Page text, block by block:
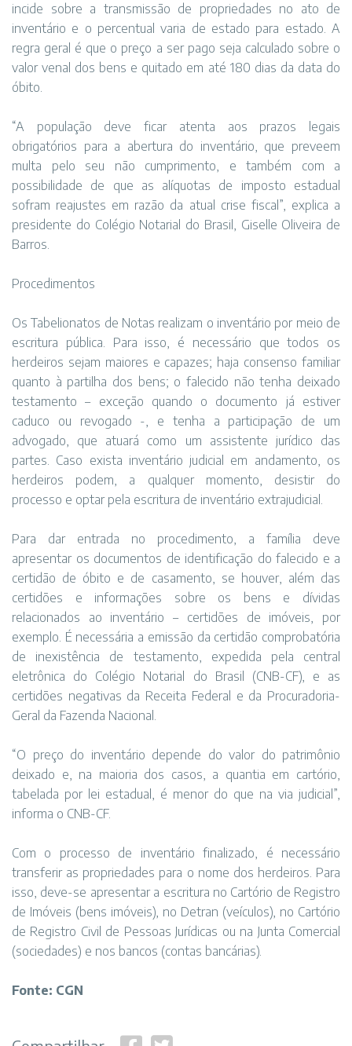
incide sobre a transmissão de propriedades no ato de
inventário e o percentual varia de estado para estado. A
regra geral é que o preço a ser pago seja calculado sobre o
valor venal dos bens e quitado em até 180 dias da data do
óbito.
“A população deve ficar atenta aos prazos legais
obrigatórios para a abertura do inventário, que preveem
multa pelo seu não cumprimento, e também com a
possibilidade de que as alíquotas de imposto estadual
sofram reajustes em razão da atual crise fiscal”, explica a
presidente do Colégio Notarial do Brasil, Giselle Oliveira de
Barros.
Procedimentos
Os Tabelionatos de Notas realizam o inventário por meio de
escritura pública. Para isso, é necessário que todos os
herdeiros sejam maiores e capazes; haja consenso familiar
quanto à partilha dos bens; o falecido não tenha deixado
testamento – exceção quando o documento já estiver
caduco ou revogado -, e tenha a participação de um
advogado, que atuará como um assistente jurídico das
partes. Caso exista inventário judicial em andamento, os
herdeiros podem, a qualquer momento, desistir do
processo e optar pela escritura de inventário extrajudicial.
Para dar entrada no procedimento, a família deve
apresentar os documentos de identificação do falecido e a
certidão de óbito e de casamento, se houver, além das
certidões e informações sobre os bens e dívidas
relacionados ao inventário – certidões de imóveis, por
exemplo. É necessária a emissão da certidão comprobatória
de inexistência de testamento, expedida pela central
eletrônica do Colégio Notarial do Brasil (CNB-CF), e as
certidões negativas da Receita Federal e da Procuradoria-
Geral da Fazenda Nacional.
“O preço do inventário depende do valor do patrimônio
deixado e, na maioria dos casos, a quantia em cartório,
tabelada por lei estadual, é menor do que na via judicial”,
informa o CNB-CF.
Com o processo de inventário finalizado, é necessário
transferir as propriedades para o nome dos herdeiros. Para
isso, deve-se apresentar a escritura no Cartório de Registro
de Imóveis (bens imóveis), no Detran (veículos), no Cartório
de Registro Civil de Pessoas Jurídicas ou na Junta Comercial
(sociedades) e nos bancos (contas bancárias).
Fonte: CGN